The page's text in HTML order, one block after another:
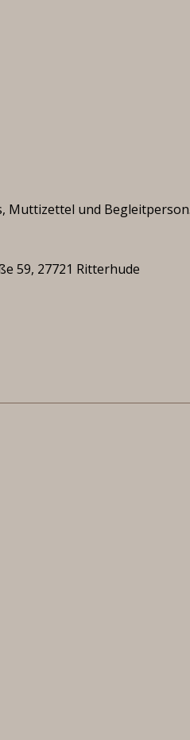
Muttizettel und
59, 27721 Ritterhude